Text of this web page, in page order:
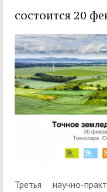
состоится 20
Третья научно-